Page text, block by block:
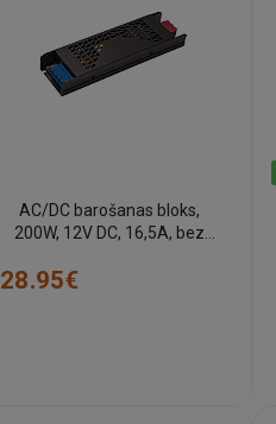
AC/DC barošanas bloks,
200W, 12V DC, 16,5A, bez
28.95€